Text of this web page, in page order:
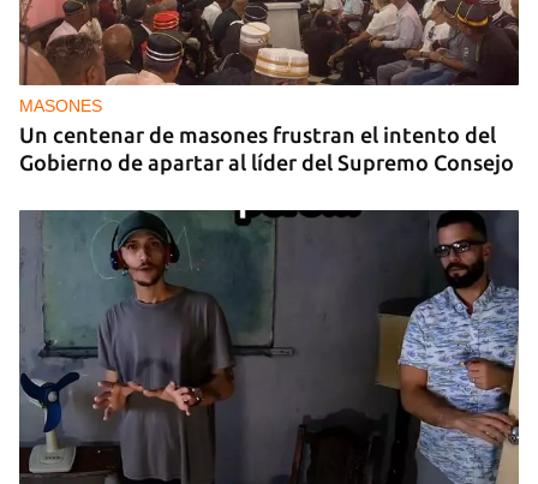
MASONES
Un centenar de masones frustran el intento del
Gobierno de apartar al líder del Supremo Consejo